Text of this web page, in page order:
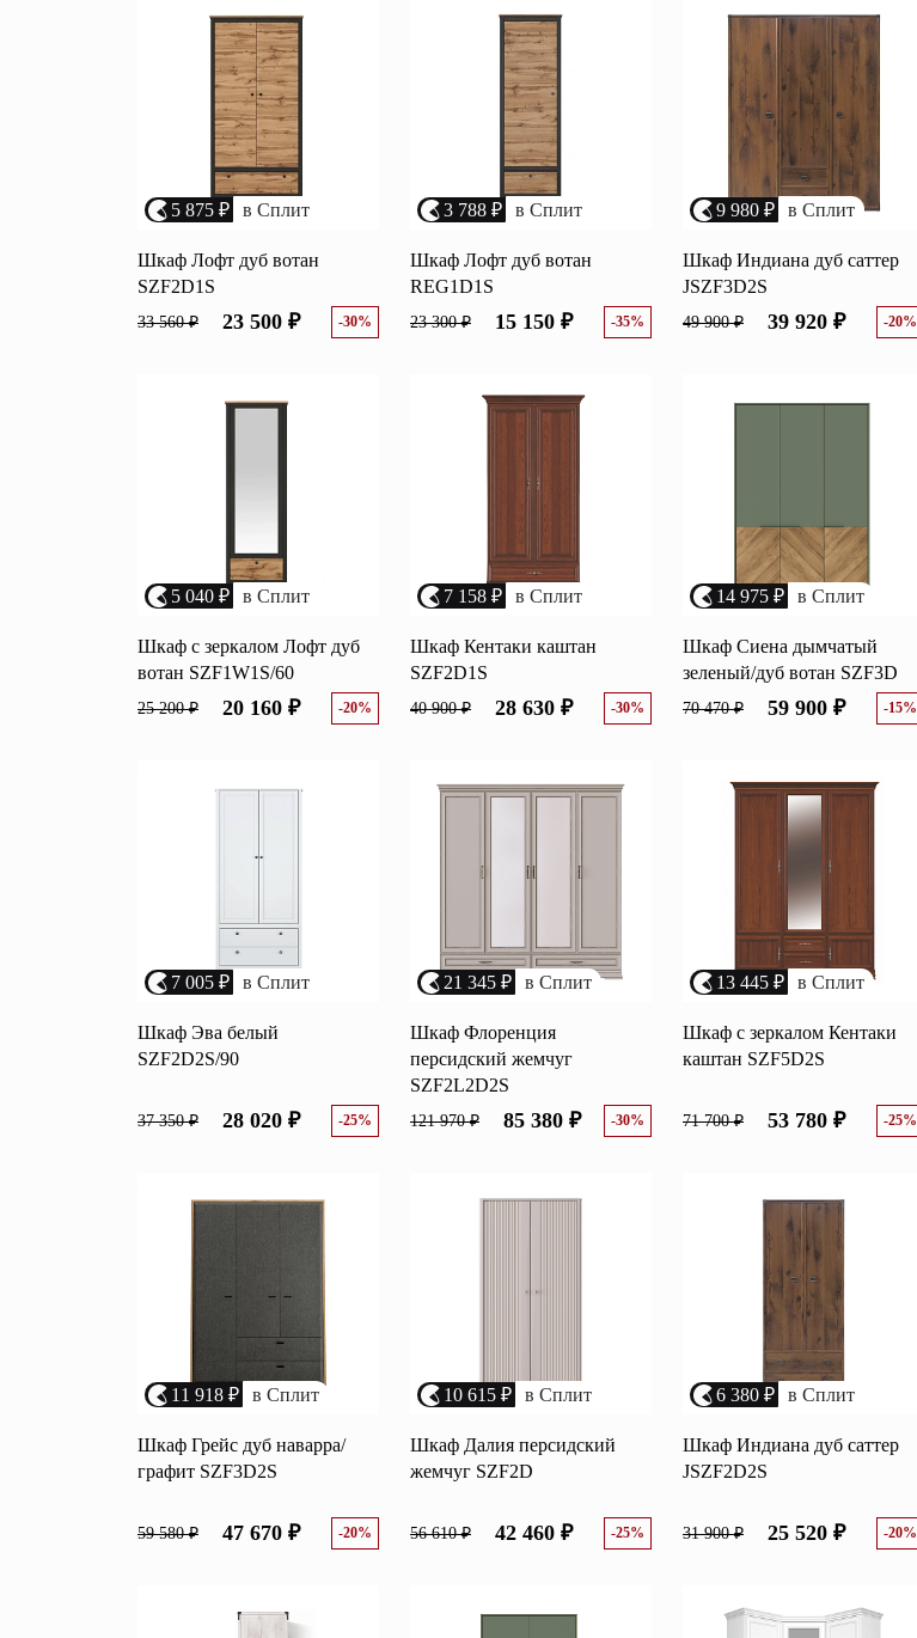
Зеркала
Полки
Матрасы
Прихожие
Освещение
Перейти
Популярные категории
Вертикальные
Комплекты прихожих
Комбинированные
матрасы
Письменные столы
Угловые шкафы
Трехстворчатые
5 875 ₽ в Сплит
Шкаф Лофт дуб вотан
SZF2D1S
33 560 ₽ 23 500 ₽ -30%
3 788 ₽ в Сплит
Шкаф Лофт дуб вотан
REG1D1S
23 300 ₽ 15 150 ₽ -35%
9 980 ₽ в Сплит
Шкаф Индиана дуб саттер
JSZF3D2S
49 900 ₽ 39 920 ₽ -20%
5 040 ₽ в Сплит
Шкаф с зеркалом Лофт дуб
вотан SZF1W1S/60
25 200 ₽ 20 160 ₽ -20%
7 158 ₽ в Сплит
Шкаф Кентаки каштан
SZF2D1S
40 900 ₽ 28 630 ₽ -30%
14 975 ₽ в Сплит
Шкаф Сиена дымчатый
зеленый/дуб вотан SZF3D
70 470 ₽ 59 900 ₽ -15%
7 005 ₽ в Сплит
Шкаф Эва белый
SZF2D2S/90
37 350 ₽ 28 020 ₽ -25%
21 345 ₽ в Сплит
Шкаф Флоренция
персидский жемчуг
SZF2L2D2S
121 970 ₽ 85 380 ₽ -30%
13 445 ₽ в Сплит
Шкаф с зеркалом Кентаки
каштан SZF5D2S
71 700 ₽ 53 780 ₽ -25%
11 918 ₽ в Сплит
Шкаф Грейс дуб наварра/
графит SZF3D2S
59 580 ₽ 47 670 ₽ -20%
10 615 ₽ в Сплит
Шкаф Далия персидский
жемчуг SZF2D
56 610 ₽ 42 460 ₽ -25%
6 380 ₽ в Сплит
Шкаф Индиана дуб саттер
JSZF2D2S
31 900 ₽ 25 520 ₽ -20%